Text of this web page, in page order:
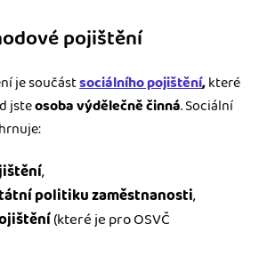
pojištění
je součástsociálního pojištění,které
jsteosoba výdělečně činná. Sociální
,
politiku zaměstnanosti,
(které je pro OSVČ